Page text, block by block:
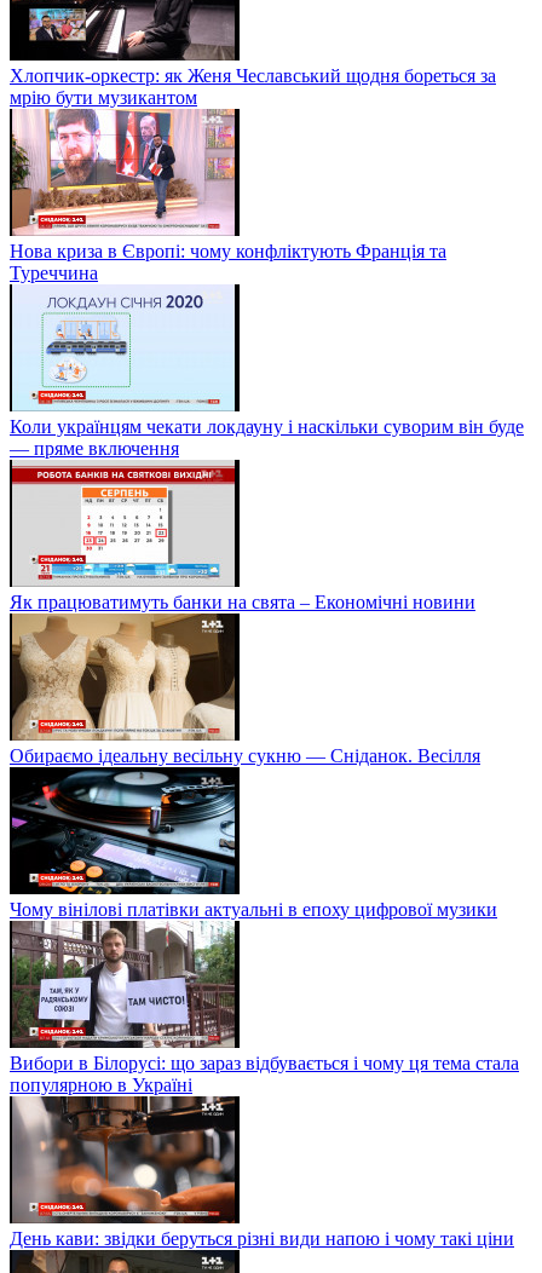
Хлопчик-оркестр: як Женя Чеславський щодня бореться за
мрію бути музикантом
Нова криза в Європі: чому конфліктують Франція та
Туреччина
Коли українцям чекати локдауну і наскільки суворим він буде
— пряме включення
Як працюватимуть банки на свята – Економічні новини
Обираємо ідеальну весільну сукню — Сніданок. Весілля
Чому вінілові платівки актуальні в епоху цифрової музики
Вибори в Білорусі: що зараз відбувається і чому ця тема стала
популярною в Україні
День кави: звідки беруться різні види напою і чому такі ціни